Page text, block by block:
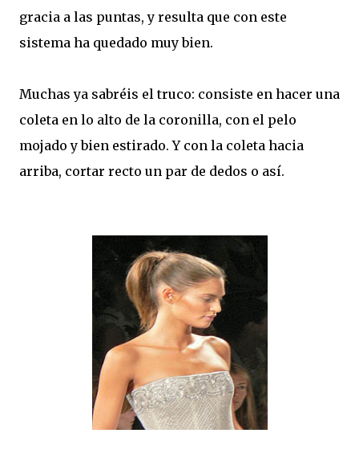
gracia a las puntas, y resulta que con este
sistema ha quedado muy bien.
Muchas ya sabréis el truco: consiste en hacer una
coleta en lo alto de la coronilla, con el pelo
mojado y bien estirado. Y con la coleta hacia
arriba, cortar recto un par de dedos o así.